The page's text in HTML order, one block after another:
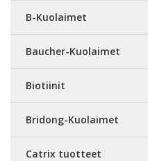
B-Kuolaimet
Baucher-Kuolaimet
Biotiinit
Bridong-Kuolaimet
Catrix tuotteet